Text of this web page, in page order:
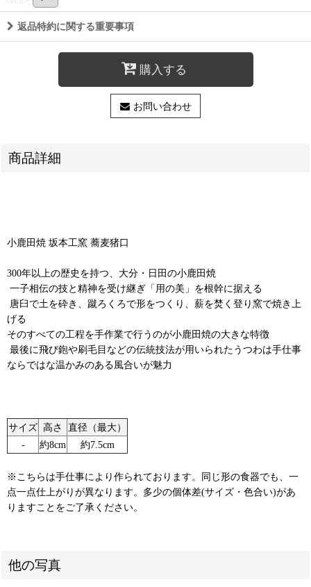
返品特約に関する重要事項
購入する
お問い合わせ
商品詳細
小鹿田焼 坂本工窯 蕎麦猪口
300年以上の歴史を持つ、大分・日田の小鹿田焼
⁡ 一子相伝の技と精神を受け継ぎ「用の美」を根幹に据える
⁡ 唐臼で土を砕き、蹴ろくろで形をつくり、薪を焚く登り窯で焼き上
げる
そのすべての工程を手作業で行うのが小鹿田焼の大きな特徴
⁡ 最後に飛び鉋や刷毛目などの伝統技法が用いられたうつわは手仕事
ならではな温かみのある風合いが魅力 ⁡ ⁡
サイズ 高さ
直径（最大）
‐
約8cm 約7.5cm
※こちらは手仕事により作られております。同じ形の食器でも、一
点一点仕上がりが異なります。多少の個体差(サイズ・色合い)があ
りますことをご了承ください。
他の写真